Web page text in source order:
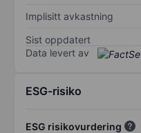
Implisitt avkastning
Sist oppdatert
Data levert av
ESG-risiko
ESG risikovurdering